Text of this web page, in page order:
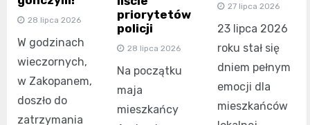
28 lipca 2026
W godzinach
wieczornych,
w Zakopanem,
doszło do
zatrzymania
priorytetów
policji
28 lipca 2026
Na początku
maja
mieszkańcy
27 lipca 2026
23 lipca 2026
roku stał się
dniem pełnym
emocji dla
mieszkańców